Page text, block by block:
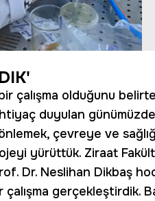
çalışma olduğunu
duyulan günümüzde
çevreye ve
yürüttük. Ziraat
Dr. Neslihan Dikbaş
gerçekleştirdik.